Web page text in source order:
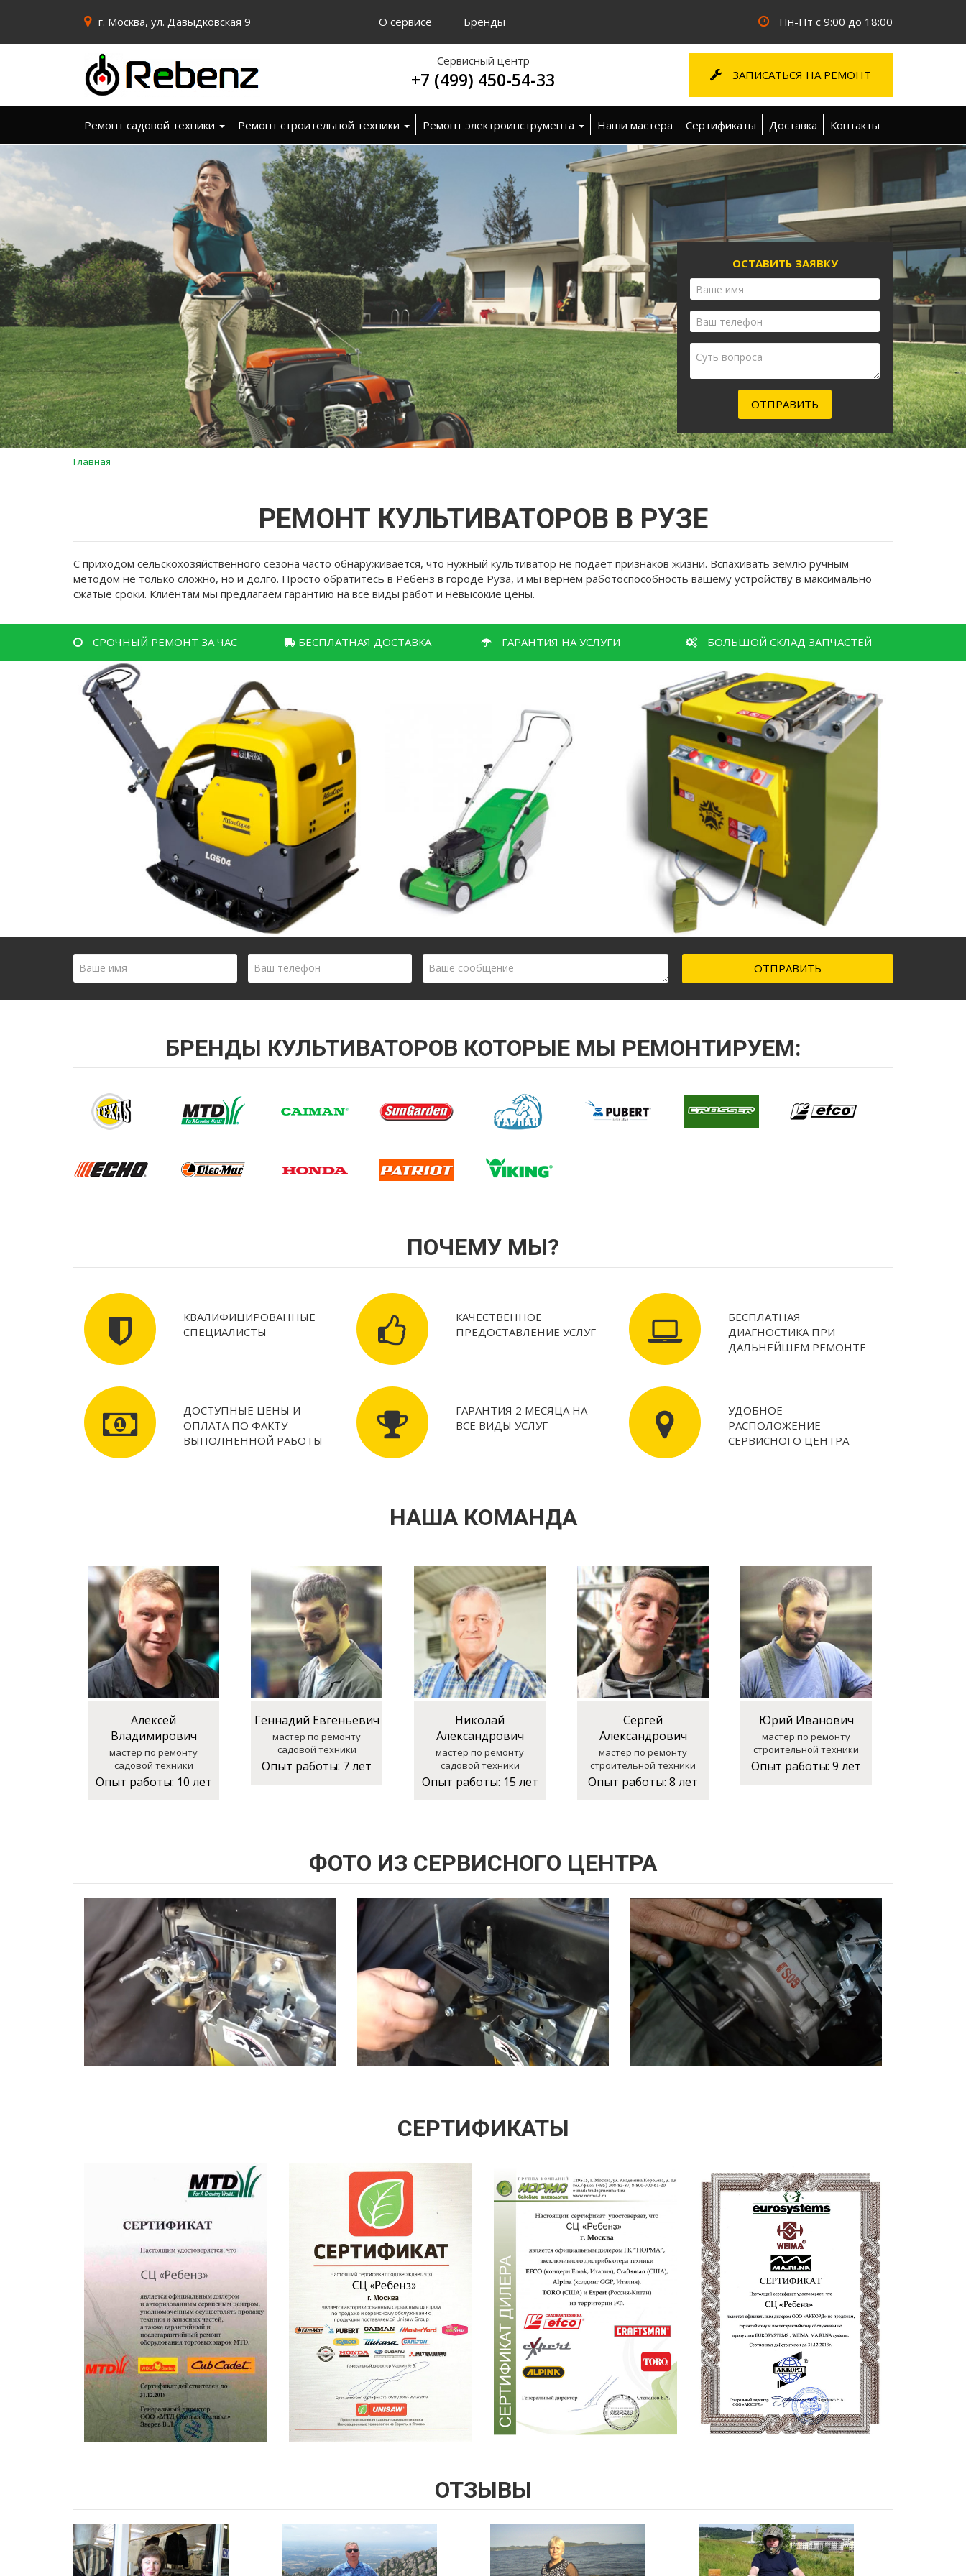
г. Москва, ул. Давыдковская 9 О сервисе Бренды Пн-Пт с 9:00 до 18:00
Сервисный центр
+7 (499) 450-54-33 ЗАПИСАТЬСЯ НА РЕМОНТ
Ремонт садовой техники Ремонт строительной техники Ремонт электроинструмента Наши мастера Сертификаты Доставка Контакты
ОСТАВИТЬ ЗАЯВКУ
Ваше
имя
Ваш
телефон
ОТПРАВИТЬ
Вы
Главная
РЕМОНТ КУЛЬТИВАТОРОВ В РУЗЕ
С приходом сельскохозяйственного сезона часто обнаруживается, что нужный культиватор не подает признаков жизни. Вспахивать землю ручным
методом не только сложно, но и долго. Просто обратитесь в Ребенз в городе Руза, и мы вернем работоспособность вашему устройству в максимально
сжатые сроки. Клиентам мы предлагаем гарантию на все виды работ и невысокие цены.
СРОЧНЫЙ РЕМОНТ ЗА ЧАС БЕСПЛАТНАЯ ДОСТАВКА ГАРАНТИЯ НА УСЛУГИ БОЛЬШОЙ СКЛАД ЗАПЧАСТЕЙ
имя
телефон
сообщение
ОТПРАВИТЬ
БРЕНДЫ КУЛЬТИВАТОРОВ КОТОРЫЕ МЫ РЕМОНТИРУЕМ:
ПОЧЕМУ МЫ?
КВАЛИФИЦИРОВАННЫЕ
СПЕЦИАЛИСТЫ
КАЧЕСТВЕННОЕ
ПРЕДОСТАВЛЕНИЕ УСЛУГ
БЕСПЛАТНАЯ
ДИАГНОСТИКА ПРИ
ДАЛЬНЕЙШЕМ РЕМОНТЕ
ДОСТУПНЫЕ ЦЕНЫ И
ОПЛАТА ПО ФАКТУ
ВЫПОЛНЕННОЙ РАБОТЫ
ГАРАНТИЯ 2 МЕСЯЦА НА
ВСЕ ВИДЫ УСЛУГ
УДОБНОЕ
РАСПОЛОЖЕНИЕ
СЕРВИСНОГО ЦЕНТРА
НАША КОМАНДА
Алексей
Владимирович
мастер по ремонту
садовой техники
Опыт работы: 10 лет
Геннадий Евгеньевич
мастер по ремонту
садовой техники
Опыт работы: 7 лет
Николай
Александрович
мастер по ремонту
садовой техники
Опыт работы: 15 лет
Сергей
Александрович
мастер по ремонту
строительной техники
Опыт работы: 8 лет
Юрий Иванович
мастер по ремонту
строительной техники
Опыт работы: 9 лет
ФОТО ИЗ СЕРВИСНОГО ЦЕНТРА
СЕРТИФИКАТЫ
ОТЗЫВЫ